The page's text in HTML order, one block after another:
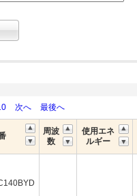
次へ 最後へ
周波
数
使用エネ
ルギー